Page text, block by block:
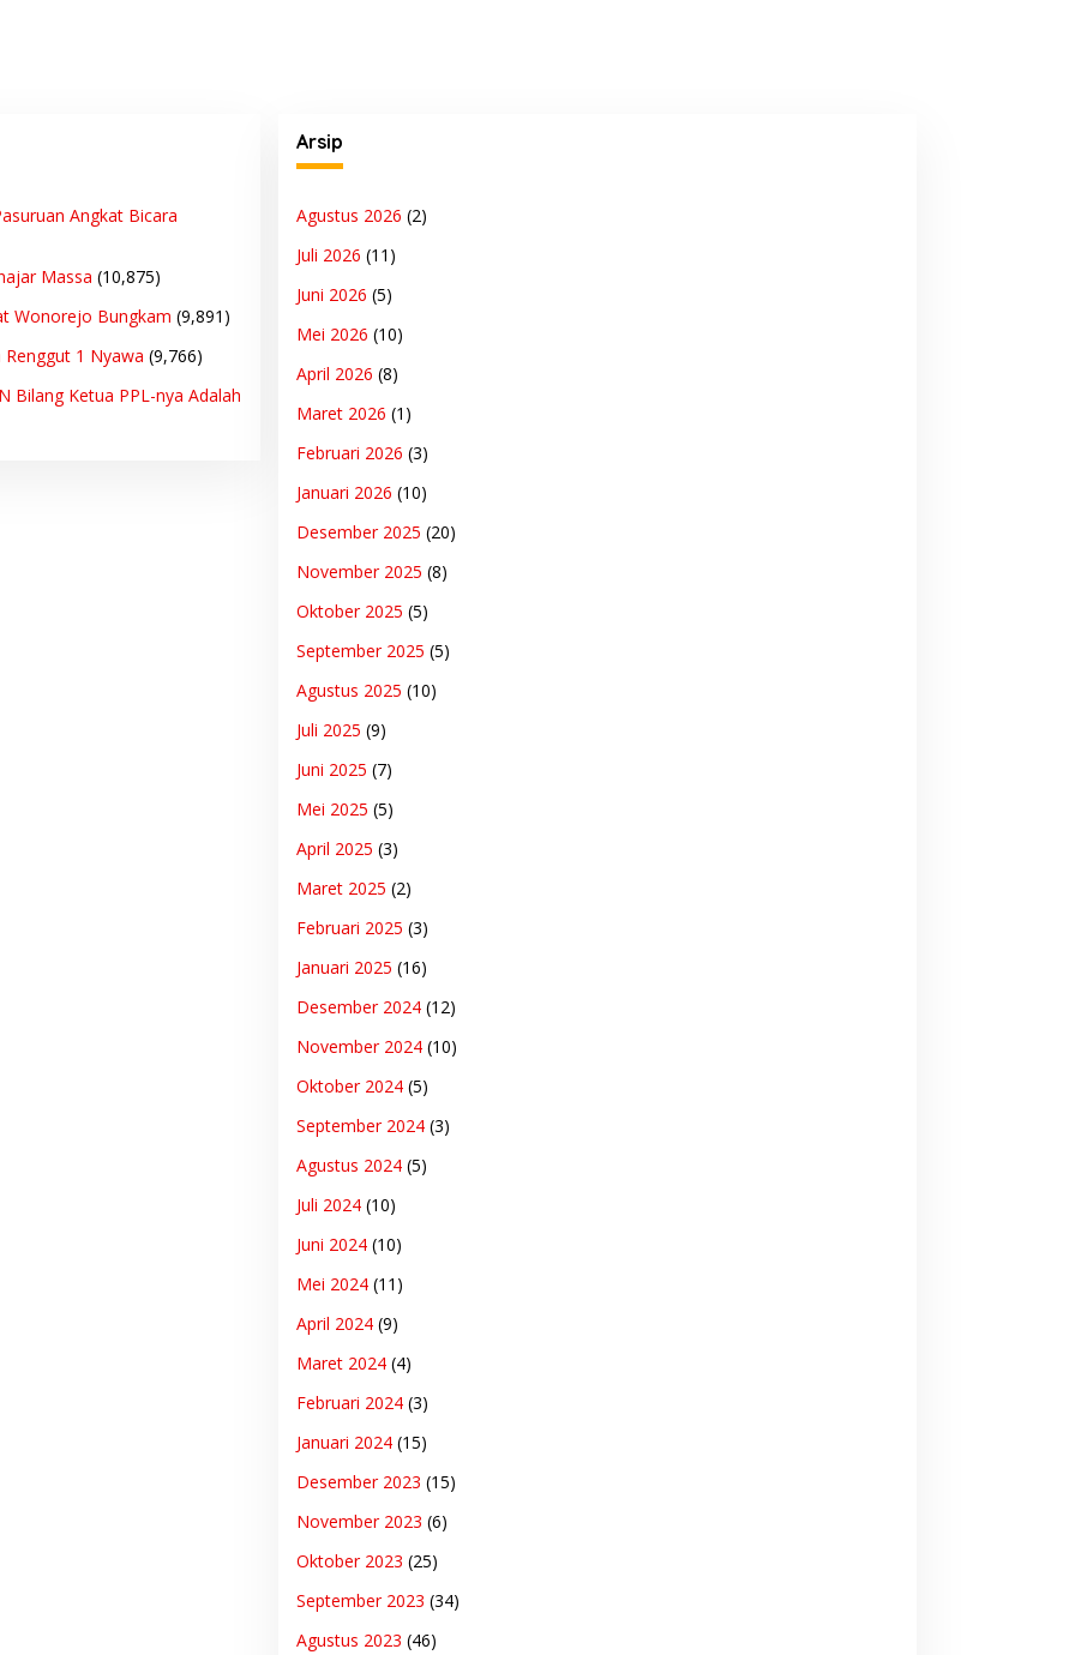
Angkat Bicara
Massa (10,875)
Wonorejo Bungkam (9,891)
1 Nyawa (9,766)
Bilang Ketua PPL-nya Adalah
Arsip
Agustus 2026 (2)
Juli 2026 (11)
Juni 2026 (5)
Mei 2026 (10)
April 2026 (8)
Maret 2026 (1)
Februari 2026 (3)
Januari 2026 (10)
Desember 2025 (20)
November 2025 (8)
Oktober 2025 (5)
September 2025 (5)
Agustus 2025 (10)
Juli 2025 (9)
Juni 2025 (7)
Mei 2025 (5)
April 2025 (3)
Maret 2025 (2)
Februari 2025 (3)
Januari 2025 (16)
Desember 2024(12)
November 2024(10)
Oktober 2024(5)
September 2024(3)
Agustus 2024(5)
Juli 2024(10)
Juni 2024(10)
Mei 2024(11)
April 2024(9)
Maret 2024(4)
Februari 2024(3)
Januari 2024(15)
Desember 2023 (15)
November 2023 (6)
Oktober 2023 (25)
September 2023 (34)
Agustus 2023 (46)